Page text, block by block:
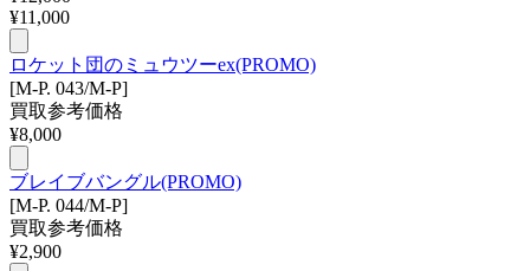
¥11,000
ロケット団のミュウツーex(PROMO)
[M-P. 043/M-P]
買取参考価格
¥8,000
ブレイブバングル(PROMO)
[M-P. 044/M-P]
買取参考価格
¥2,900